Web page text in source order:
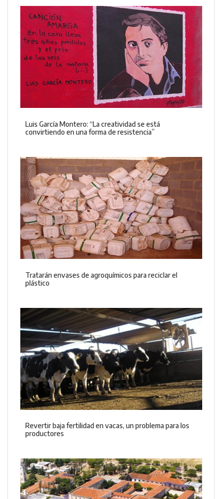
Luis García Montero: “La creatividad se está
convirtiendo en una forma de resistencia”
Tratarán envases de agroquímicos para reciclar el
plástico
Revertir baja fertilidad en vacas, un problema para los
productores